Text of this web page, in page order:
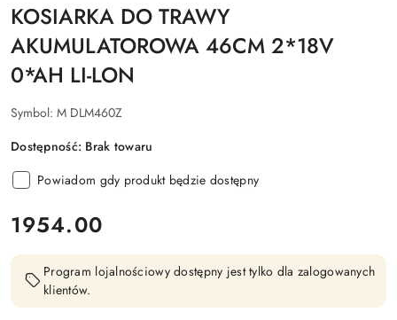
KOSIARKA DO TRAWY
AKUMULATOROWA 46CM 2*18V
0*AH LI-LON
Symbol: M DLM460Z
Dostępność: Brak towaru
Powiadom gdy produkt będzie dostępny
cena:
1954.00
Program lojalnościowy dostępny jest tylko dla zalogowanych
klientów.